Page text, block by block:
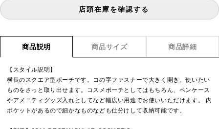
店頭在庫を確認する
商品説明 商品サイズ 商品詳細
【スタイル説明】
横長のスクエア型ポーチです。コの字ファスナーで大きく開き、使いたい
ものをさっと取り出せます。コスメポーチとしてはもちろん、ペンケース
やアメニティグッズ入れとしてなど幅広い用途でお使いいただけます。 内
ポケットがあるので細かなものなども仕分けして収納可能です。